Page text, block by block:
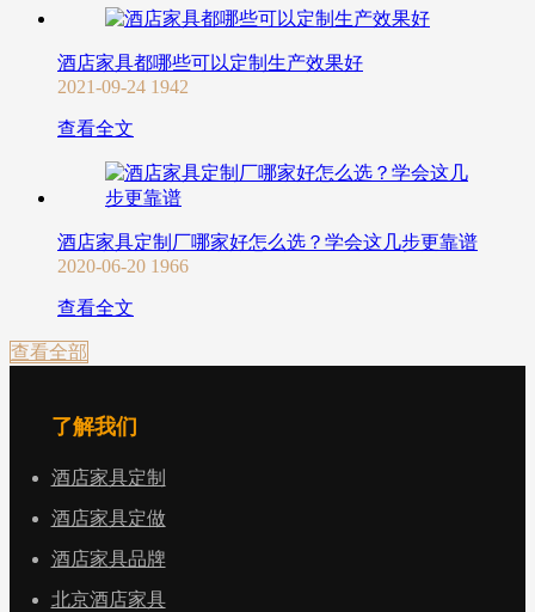
酒店家具都哪些可以定制生产效果好
2021-09-24 1942
查看全文
酒店家具定制厂哪家好怎么选？学会这几步更靠谱
2020-06-20 1966
查看全文
查看全部
了解我们
酒店家具定制
酒店家具定做
酒店家具品牌
北京酒店家具